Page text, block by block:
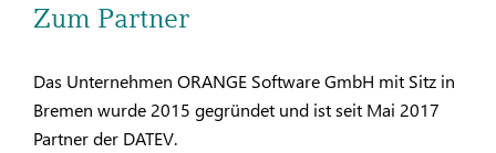
Zum Partner
Das Unternehmen ORANGE Software GmbH mit Sitz in
Bremen wurde 2015 gegründet und ist seit Mai 2017
Partner der DATEV.